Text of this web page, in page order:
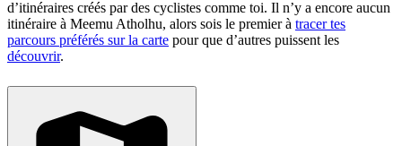
d’itinéraires créés par des cyclistes comme toi. Il n’y a encore aucun
itinéraire à Meemu Atholhu, alors sois le premier à tracer tes
parcours préférés sur la carte pour que d’autres puissent les
découvrir.